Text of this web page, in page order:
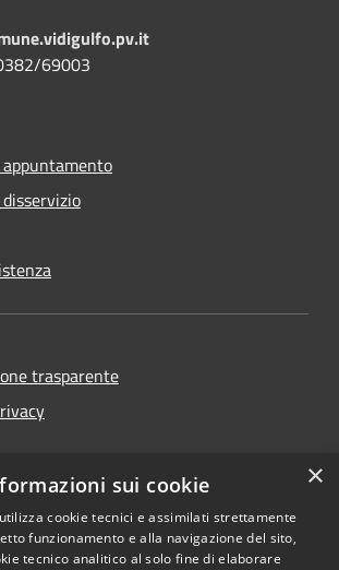
69003
trasparente
di accessibilità
×
sui cookie
cookie tecnici e assimilati strettamente
funzionamento e alla navigazione del sito,
tecnico analitico al solo fine di elaborare